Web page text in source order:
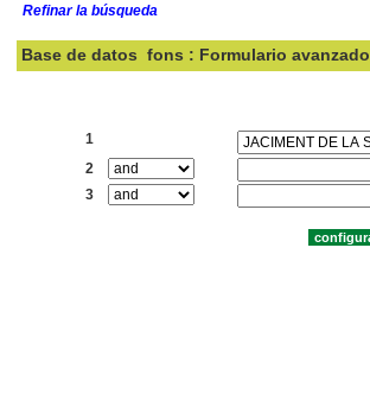
Refinar la búsqueda
Base de datos fons : Formulario avanzado
1
2
3